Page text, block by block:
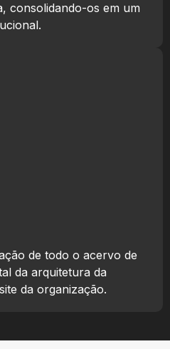
consolidando-os em um
de todo o acervo de
da arquitetura da
da organização.